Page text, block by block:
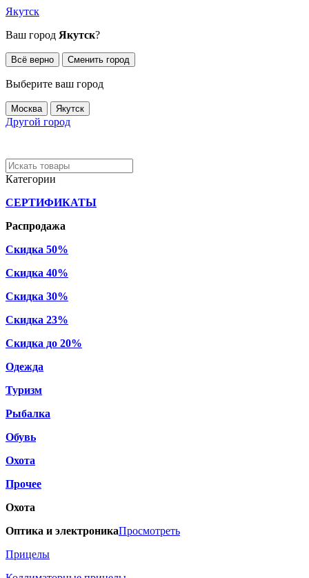
Якутск
Ваш город Якутск?
Всё верно Сменить город
Выберите ваш город
Москва Якутск
Другой город
Категории
СЕРТИФИКАТЫ
Распродажа
Скидка 50%
Скидка 40%
Скидка 30%
Скидка 23%
Скидка до 20%
Одежда
Туризм
Рыбалка
Обувь
Охота
Прочее
Охота
Оптика и электроникаПросмотреть
Прицелы